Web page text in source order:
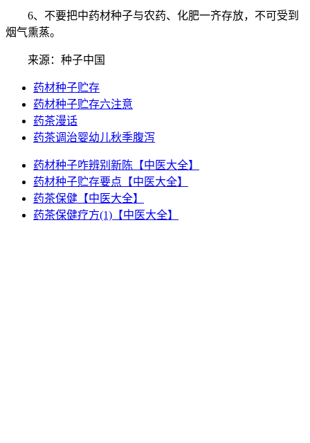
6、不要把中药材种子与农药、化肥一齐存放，不可受到
烟气熏蒸。
来源：种子中国
药材种子贮存
药材种子贮存六注意
药茶漫话
药茶调治婴幼儿秋季腹泻
药材种子咋辨别新陈【中医大全】
药材种子贮存要点【中医大全】
药茶保健【中医大全】
药茶保健疗方(1)【中医大全】